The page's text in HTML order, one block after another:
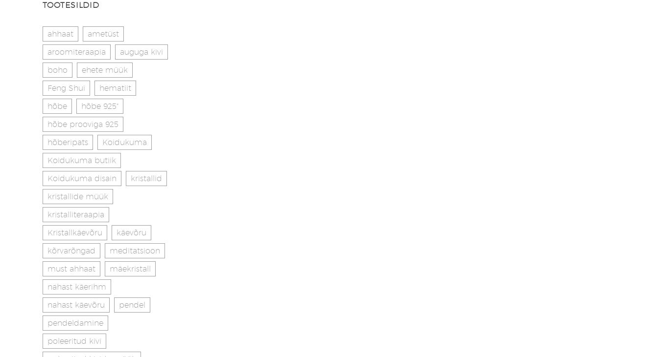
TOOTESILDID
ahhaat
ametüst
aroomiteraapia
auguga kivi
boho
ehete müük
Feng Shui
hematiit
hõbe
hõbe 925"
hõbe prooviga 925
hõberipats
Koidukuma
Koidukuma butiik
Koidukuma disain
kristallid
kristallide müük
kristalliteraapia
Kristallkäevõru
käevõru
kõrvarõngad
meditatsioon
must ahhaat
mäekristall
nahast käerihm
nahast käevõru
pendel
pendeldamine
poleeritud kivi